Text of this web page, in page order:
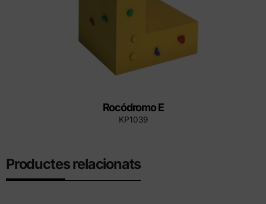
Rocódromo E
KP1039
Productes relacionats